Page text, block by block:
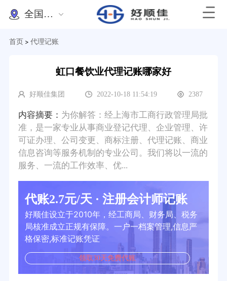
全国办理
首页 > 代理记账
虹口餐饮业代理记账哪家好
好顺佳集团 2022-10-18 11:54:19 2387
内容摘要： 为你解答：经上海市工商行政管理局批
准，是一家专业从事商业登记代理、企业管理、许
可证办理、公司变更、商标注册、代理记账、商业
信息咨询等服务机制的专业公司。我们将以一流的
服务、一流的工作效率、优...
代账2.7元/天 · 注册会计师记账
好顺佳设立于2010年，经工商局、财务局、税务
局核准成立正规有保障。一户一档案管理,信息严
格保密,标准记账凭证
领取30天免费代账